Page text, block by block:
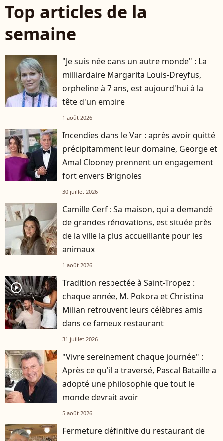
Top articles de la
semaine
"Je suis née dans un autre monde" : La
milliardaire Margarita Louis-Dreyfus,
orpheline à 7 ans, est aujourd'hui à la
tête d'un empire
1 août 2026
Incendies dans le Var : après avoir quitté
précipitamment leur domaine, George et
Amal Clooney prennent un engagement
fort envers Brignoles
30 juillet 2026
Camille Cerf : Sa maison, qui a demandé
de grandes rénovations, est située près
de la ville la plus accueillante pour les
animaux
1 août 2026
player2
Tradition respectée à Saint-Tropez :
chaque année, M. Pokora et Christina
Milian retrouvent leurs célèbres amis
dans ce fameux restaurant
31 juillet 2026
"Vivre sereinement chaque journée" :
Après ce qu'il a traversé, Pascal Bataille a
adopté une philosophie que tout le
monde devrait avoir
5 août 2026
Fermeture définitive du restaurant de